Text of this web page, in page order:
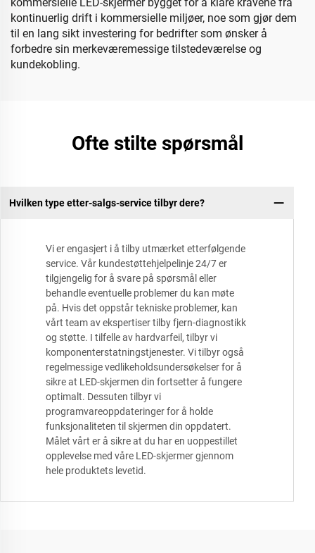
kontinuerlig drift i kommersielle miljøer, noe som gjør dem
til en lang sikt investering for bedrifter som ønsker å
forbedre sin merkeværemessige tilstedeværelse og
kundekobling.
Ofte stilte spørsmål
Hvilken type etter-salgs-service tilbyr dere?
Vi er engasjert i å tilby utmærket etterfølgende
service. Vår kundestøttehjelpelinje 24/7 er
tilgjengelig for å svare på spørsmål eller
behandle eventuelle problemer du kan møte
på. Hvis det oppstår tekniske problemer, kan
vårt team av ekspertiser tilby fjern-diagnostikk
og støtte. I tilfelle av hardvarfeil, tilbyr vi
komponenterstatningstjenester. Vi tilbyr også
regelmessige vedlikeholdsundersøkelser for å
sikre at LED-skjermen din fortsetter å fungere
optimalt. Dessuten tilbyr vi
programvareoppdateringer for å holde
funksjonaliteten til skjermen din oppdatert.
Målet vårt er å sikre at du har en uoppestillet
opplevelse med våre LED-skjermer gjennom
hele produktets levetid.